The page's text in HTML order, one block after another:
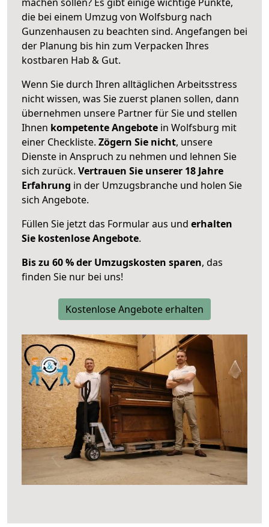
die bei einem Umzug von Wolfsburg nach
Gunzenhausen zu beachten sind. Angefangen bei
der Planung bis hin zum Verpacken Ihres
kostbaren Hab & Gut.
Wenn Sie durch Ihren alltäglichen Arbeitsstress
nicht wissen, was Sie zuerst planen sollen, dann
übernehmen unsere Partner für Sie und stellen
Ihnen kompetente Angebote in Wolfsburg mit
einer Checkliste. Zögern Sie nicht, unsere
Dienste in Anspruch zu nehmen und lehnen Sie
sich zurück. Vertrauen Sie unserer 18 Jahre
Erfahrung in der Umzugsbranche und holen Sie
sich Angebote.
Füllen Sie jetzt das Formular aus und erhalten
Sie kostenlose Angebote.
Bis zu 60 % der Umzugskosten sparen, das
finden Sie nur bei uns!
Kostenlose Angebote erhalten